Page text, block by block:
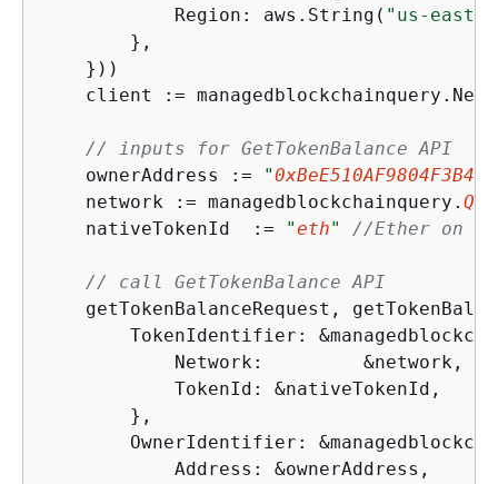
            Region: aws.String(
"us-east-
        },
    }))
client :=
// inputs for GetTokenBalance API
    ownerAddress :=
"
    network := managedblockchainquery.
    nativeTokenId  :=
"eth" //Ether on
// call GetTokenBalance API
getTokenBalanceRequest,
TokenIdentifier:
            Network:         &network,
            TokenId: &nativeTokenId,
        },
OwnerIdentifier:
            Address: &ownerAddress,